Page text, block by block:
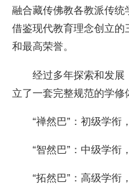
融合藏传佛教各教派传统
借鉴现代教育理念创立
和最高荣誉。
经过多年探索和发展
立了一套完整规范的学
“禅然巴”：初级学衔，
“智然巴”：中级学衔，
“拓然巴”：高级学衔，